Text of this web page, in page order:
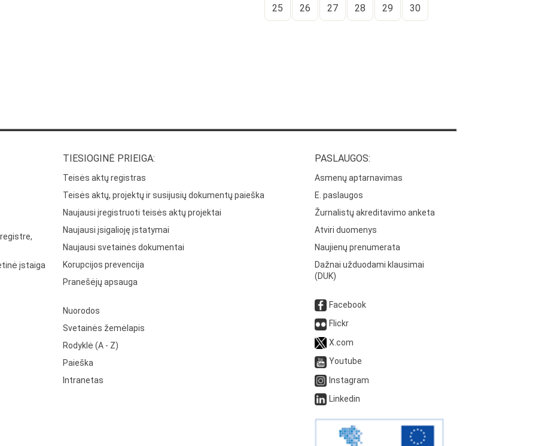
25 26 27 28 29 30
įstaiga
TIESIOGINĖ PRIEIGA:
Teisės aktų registras
Teisės aktų, projektų ir susijusių dokumentų paieška
Naujausi įregistruoti teisės aktų projektai
Naujausi įsigalioję įstatymai
Naujausi svetainės dokumentai
Korupcijos prevencija
Pranešėjų apsauga
Nuorodos
Svetainės žemėlapis
Rodyklė (A - Z)
Paieška
Intranetas
PASLAUGOS:
Asmenų aptarnavimas
E. paslaugos
Žurnalistų akreditavimo anketa
Atviri duomenys
Naujienų prenumerata
Dažnai užduodami klausimai
(DUK)
Facebook
Flickr
X.com
Youtube
Instagram
Linkedin